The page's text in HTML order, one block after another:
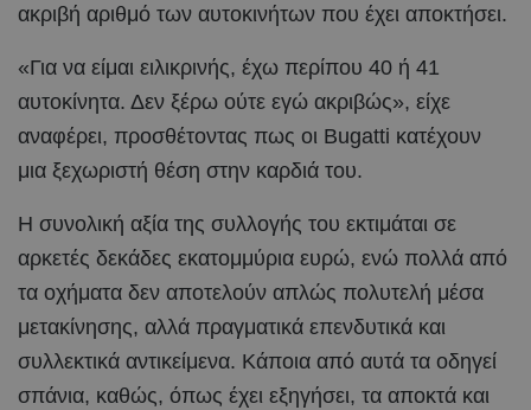
ακριβή αριθμό των αυτοκινήτων που έχει αποκτήσει.
«Για να είμαι ειλικρινής, έχω περίπου 40 ή 41
αυτοκίνητα. Δεν ξέρω ούτε εγώ ακριβώς», είχε
αναφέρει, προσθέτοντας πως οι Bugatti κατέχουν
μια ξεχωριστή θέση στην καρδιά του.
Η συνολική αξία της συλλογής του εκτιμάται σε
αρκετές δεκάδες εκατομμύρια ευρώ, ενώ πολλά από
τα οχήματα δεν αποτελούν απλώς πολυτελή μέσα
μετακίνησης, αλλά πραγματικά επενδυτικά και
συλλεκτικά αντικείμενα. Κάποια από αυτά τα οδηγεί
σπάνια, καθώς, όπως έχει εξηγήσει, τα αποκτά και